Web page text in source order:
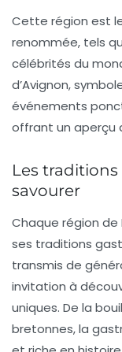
Cette région est
renommée, tels
célébrités du
d’Avignon,
événements
offrant un aperçu
Les
savourer
Chaque région
ses traditions
transmis de
invitation à
uniques. De la
bretonnes, la